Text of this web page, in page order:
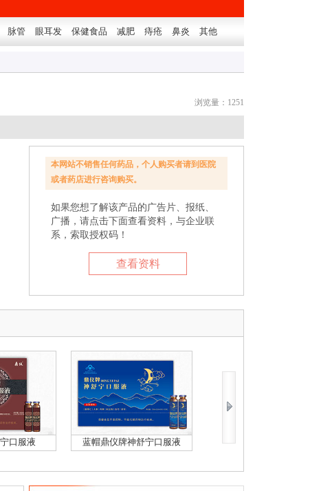
脉管 眼耳发 保健食品 减肥 痔疮 鼻炎 其他
浏览量：1251
本网站不销售任何药品，个人购买者请到医院
或者药店进行咨询购买。
如果您想了解该产品的广告片、报纸、
广播，请点击下面查看资料，与企业联
系，索取授权码！
查看资料
口服液 蓝帽鼎仪牌神舒宁口服液